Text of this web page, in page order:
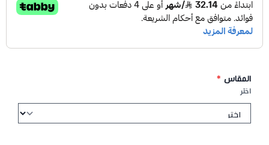
المقاس *
اختر